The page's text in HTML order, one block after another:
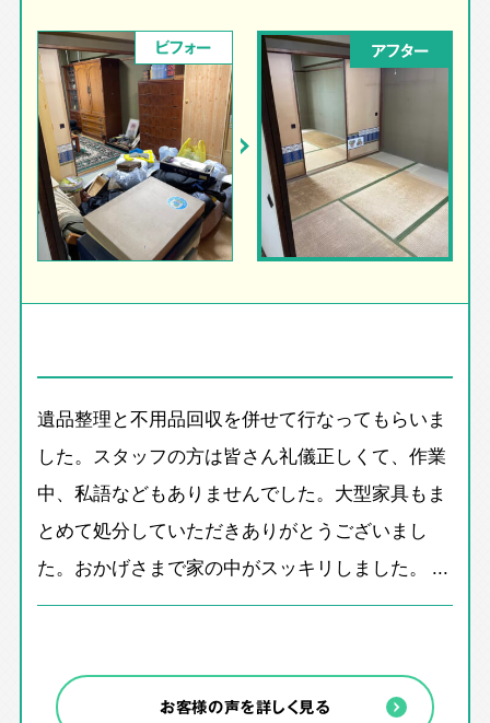
ビフォー アフター
遺品整理と不用品回収を併せて行なってもらいま
した。スタッフの方は皆さん礼儀正しくて、作業
中、私語などもありませんでした。大型家具もま
とめて処分していただきありがとうございまし
た。おかげさまで家の中がスッキリしました。 ...
お客様の声を詳しく見る